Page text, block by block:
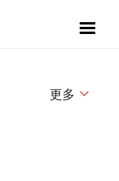
更多